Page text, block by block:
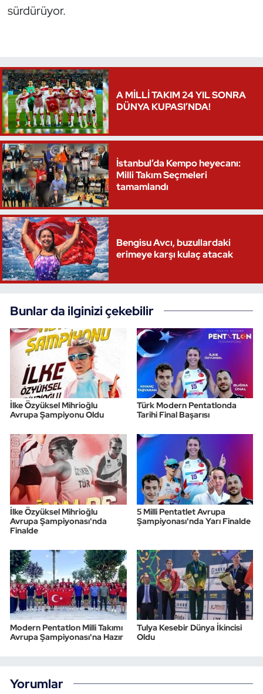
sürdürüyor.
A MİLLİ TAKIM 24 YIL SONRA
DÜNYA KUPASI’NDA!
İstanbul’da Kempo heyecanı:
Milli Takım Seçmeleri
tamamlandı
Bengisu Avcı, buzullardaki
erimeye karşı kulaç atacak
Bunlar da ilginizi çekebilir
İlke Özyüksel Mihrioğlu
Avrupa Şampiyonu Oldu
Türk Modern Pentatlonda
Tarihi Final Başarısı
İlke Özyüksel Mihrioğlu
Avrupa Şampiyonası'nda
Finalde
5 Milli Pentatlet Avrupa
Şampiyonası'nda Yarı Finalde
Modern Pentatlon Milli Takımı
Avrupa Şampiyonası'na Hazır
Tulya Kesebir Dünya İkincisi
Oldu
Yorumlar
Vücut Geliştirme Fitness
Wushu Kungfu
Yelken
Yüzme